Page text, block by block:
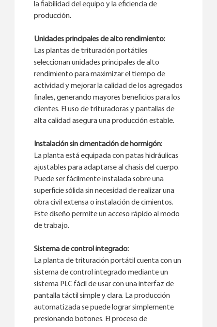
la fiabilidad del equipo y la eficiencia de
producción.
Unidades principales de alto rendimiento:
Las plantas de trituración portátiles
seleccionan unidades principales de alto
rendimiento para maximizar el tiempo de
actividad y mejorar la calidad de los agregados
finales, generando mayores beneficios para los
clientes. El uso de trituradoras y pantallas de
alta calidad asegura una producción estable.
Instalación sin cimentación de hormigón:
La planta está equipada con patas hidráulicas
ajustables para adaptarse al chasis del cuerpo.
Puede ser fácilmente instalada sobre una
superficie sólida sin necesidad de realizar una
obra civil extensa o instalación de cimientos.
Este diseño permite un acceso rápido al modo
de trabajo.
Sistema de control integrado:
La planta de trituración portátil cuenta con un
sistema de control integrado mediante un
sistema PLC fácil de usar con una interfaz de
pantalla táctil simple y clara. La producción
automatizada se puede lograr simplemente
presionando botones. El proceso de